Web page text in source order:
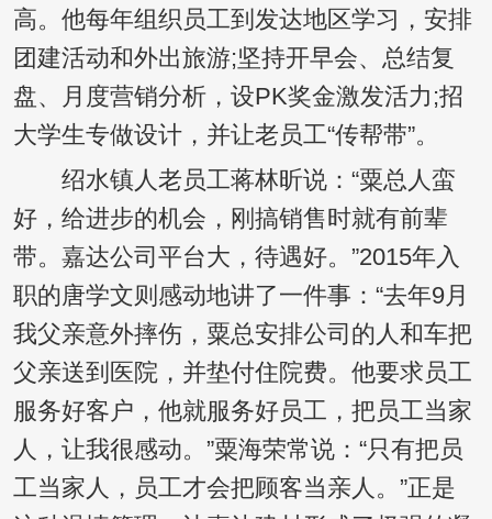
高。他每年组织员工到发达地区学习，安排
团建活动和外出旅游;坚持开早会、总结复
盘、月度营销分析，设PK奖金激发活力;招
大学生专做设计，并让老员工“传帮带”。
绍水镇人老员工蒋林昕说：“粟总人蛮
好，给进步的机会，刚搞销售时就有前辈
带。嘉达公司平台大，待遇好。”2015年入
职的唐学文则感动地讲了一件事：“去年9月
我父亲意外摔伤，粟总安排公司的人和车把
父亲送到医院，并垫付住院费。他要求员工
服务好客户，他就服务好员工，把员工当家
人，让我很感动。”粟海荣常说：“只有把员
工当家人，员工才会把顾客当亲人。”正是